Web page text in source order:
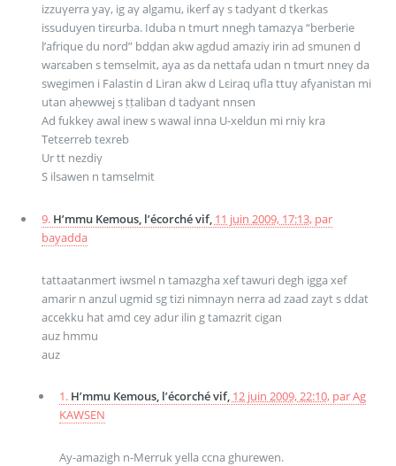
izzuγerra yaγ, ig aγ algamu, ikerf aγ s tadyant d tkerkas
issuduyen tirεurba. Iduba n tmurt nnegh tamazγa “berberie
l’afrique du nord” bdḍan akw agdud amaziγ irin ad smunen d
warεaben s temselmit, aya as da nettafa udan n tmurt nneγ da
swegimen i Falastin d Liran akw d Lεiraq ufla ttuγ afγanistan mi
utan aḥewwej s ṭṭaliban d tadyant nnsen
Ad fukkeγ awal inew s wawal inna U-xeldun mi rniγ kra
Tetεerreb texreb
Ur tt nezdiγ
S ilsawen n tamselmit
9. H’mmu Kemous, l’écorché vif, 11 juin 2009, 17:13, par
bayadda
tattaatanmert iwsmel n tamazgha xef tawuri degh igga xef
amarir n anzul ugmid sg tizi nimnayn nerra ad zaad zayt s ddat
accekku hat amd cey adur ilin g tamazrit cigan
auz hmmu
auz
1. H’mmu Kemous, l’écorché vif, 12 juin 2009, 22:10, parAg
KAWSEN
Ay-amazigh n-Merruk yella ccna ghurewen.